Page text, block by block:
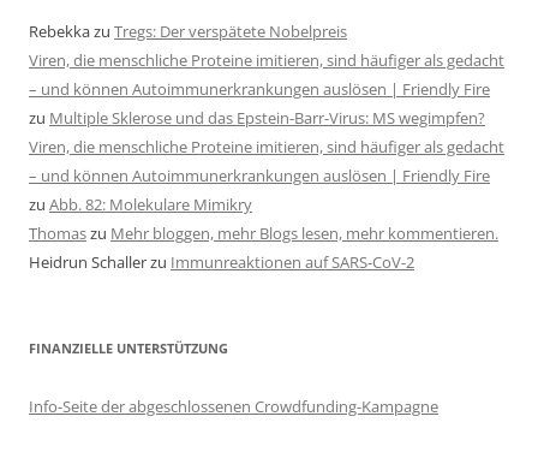
Rebekkazu Tregs: Der verspätete Nobelpreis
Viren, die menschliche Proteine imitieren, sind häufiger als gedacht
– und können Autoimmunerkrankungen auslösen | Friendly Fire
zu Multiple Sklerose und das Epstein-Barr-Virus: MS wegimpfen?
Viren, die menschliche Proteine imitieren, sind häufiger als gedacht
– und können Autoimmunerkrankungen auslösen | Friendly Fire
zu Abb. 82: Molekulare Mimikry
Thomaszu Mehr bloggen, mehr Blogs lesen, mehr kommentieren.
Heidrun Schallerzu Immunreaktionen auf SARS-CoV-2
FINANZIELLE UNTERSTÜTZUNG
Info-Seite der abgeschlossenen Crowdfunding-Kampagne